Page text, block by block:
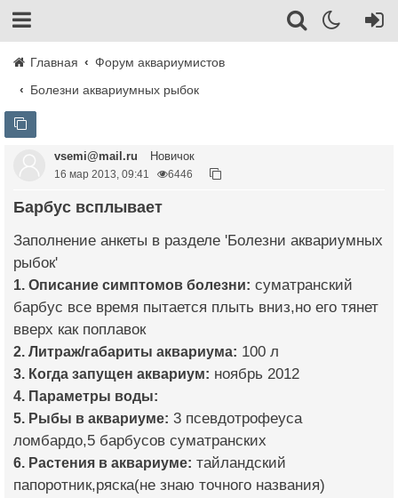
Главная
Форум аквариумистов
Болезни аквариумных рыбок
vsemi@mail.ru Новичок
16 мар 2013, 09:41 6446
Барбус всплывает
Заполнение анкеты в разделе 'Болезни аквариумных
рыбок'
1. Описание симптомов болезни: суматранский
барбус все время пытается плыть вниз,но его тянет
вверх как поплавок
2. Литраж/габариты аквариума: 100 л
3. Когда запущен аквариум: ноябрь 2012
4. Параметры воды:
5. Рыбы в аквариуме: 3 псевдотрофеуса
ломбардо,5 барбусов суматранских
6. Растения в аквариуме: тайландский
папоротник,ряска(не знаю точного названия)